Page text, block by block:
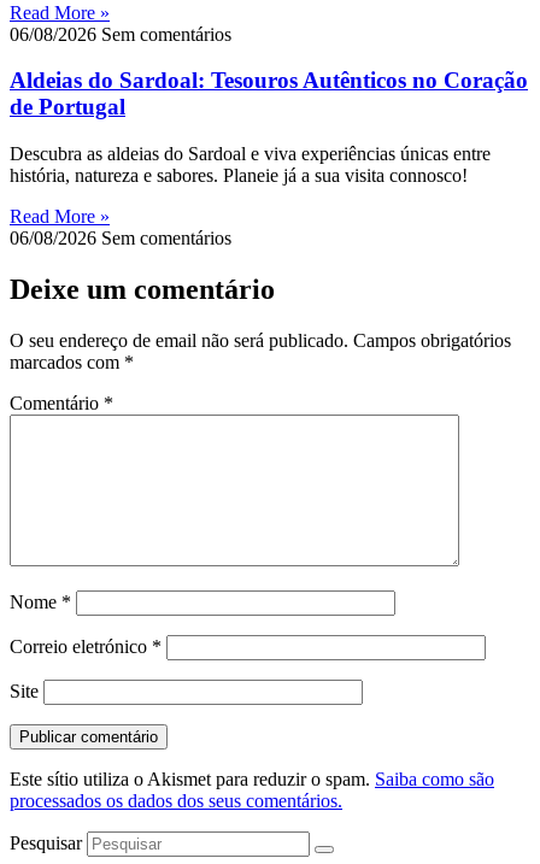
Read More »
06/08/2026 Sem comentários
Aldeias do Sardoal: Tesouros Autênticos no Coração
de Portugal
Descubra as aldeias do Sardoal e viva experiências únicas entre
história, natureza e sabores. Planeie já a sua visita connosco!
Read More »
06/08/2026 Sem comentários
Deixe um comentário
O seu endereço de email não será publicado. Campos obrigatórios
marcados com *
Comentário *
Nome *
Correio eletrónico *
Site
Este sítio utiliza o Akismet para reduzir o spam. Saiba como são
processados os dados dos seus comentários.
Pesquisar